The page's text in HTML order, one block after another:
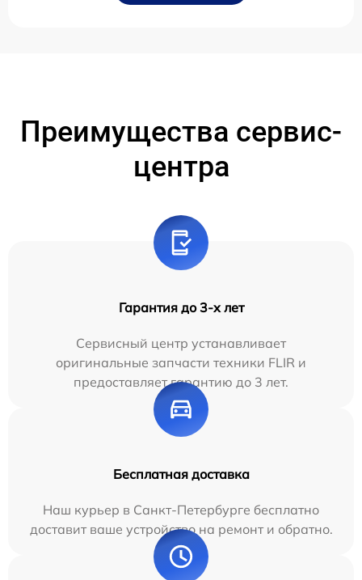
Преимущества сервис-
центра
Гарантия до 3-х лет
Сервисный центр устанавливает
оригинальные запчасти техники FLIR и
предоставляет гарантию до 3 лет.
Бесплатная доставка
Наш курьер в Санкт-Петербурге бесплатно
доставит ваше устройство на ремонт и обратно.